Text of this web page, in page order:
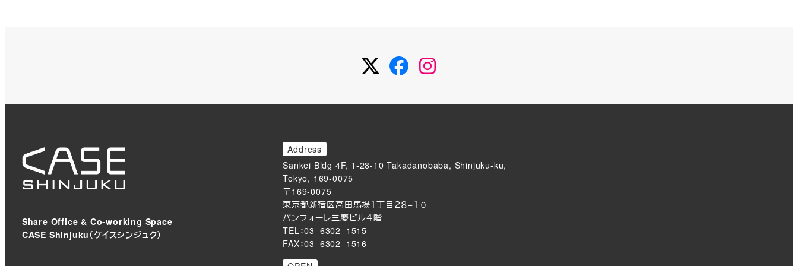
TwitterFacebook
Share Office & Co-working Space
CASE Shinjuku（ケイスシンジュク）
Address
Sankei Bldg 4F, 1-28-10 Takadanobaba, Shinjuku-ku,
Tokyo, 169-0075
〒169-0075
東京都新宿区高田馬場１丁目２８−１０
バンフォーレ三慶ビル４階
TEL：03−6302−1515
FAX：03−6302−1516